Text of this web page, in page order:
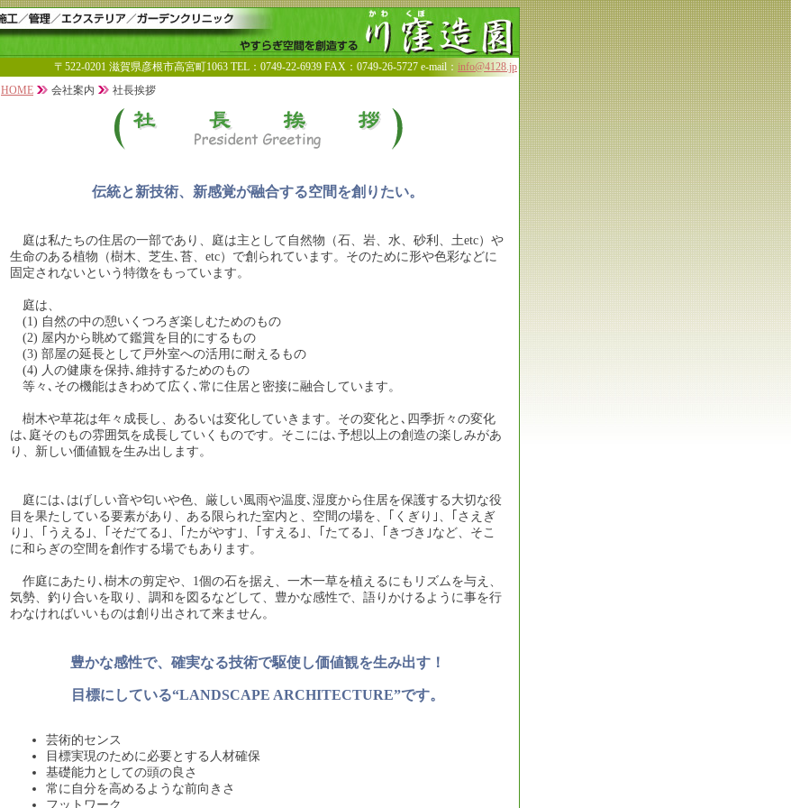
〒522-0201 滋賀県彦根市高宮町1063 TEL：0749-22-6939 FAX：0749-26-5727 e-mail： info@4128.jp
HOME
会社案内 社長挨拶
伝統と新技術、新感覚が融合する空間を創りたい。
庭は私たちの住居の一部であり、庭は主として自然物（石、岩、水、砂利、土etc）や
生命のある植物（樹木、芝生､苔、etc）で創られています。そのために形や色彩などに
固定されないという特徴をもっています。
庭は、
(1) 自然の中の憩いくつろぎ楽しむためのもの
(2) 屋内から眺めて鑑賞を目的にするもの
(3) 部屋の延長として戸外室への活用に耐えるもの
(4) 人の健康を保持､維持するためのもの
等々､その機能はきわめて広く､常に住居と密接に融合しています。
樹木や草花は年々成長し、あるいは変化していきます。その変化と､四季折々の変化
は､庭そのもの雰囲気を成長していくものです。そこには､予想以上の創造の楽しみがあ
り、新しい価値観を生み出します。
庭には､はげしい音や匂いや色、厳しい風雨や温度､湿度から住居を保護する大切な役
目を果たしている要素があり、ある限られた室内と、空間の場を、｢くぎり｣、｢さえぎ
り｣、｢うえる｣、｢そだてる｣、｢たがやす｣、｢すえる｣、｢たてる｣、｢きづき｣など、そこ
に和らぎの空間を創作する場でもあります。
作庭にあたり､樹木の剪定や、1個の石を据え、一木一草を植えるにもリズムを与え、
気勢、釣り合いを取り、調和を図るなどして、豊かな感性で、語りかけるように事を行
わなければいいものは創り出されて来ません。
豊かな感性で、確実なる技術で駆使し価値観を生み出す！
目標にしている“LANDSCAPE ARCHITECTURE”です。
芸術的センス
目標実現のために必要とする人材確保
基礎能力としての頭の良さ
常に自分を高めるような前向きさ
フットワーク